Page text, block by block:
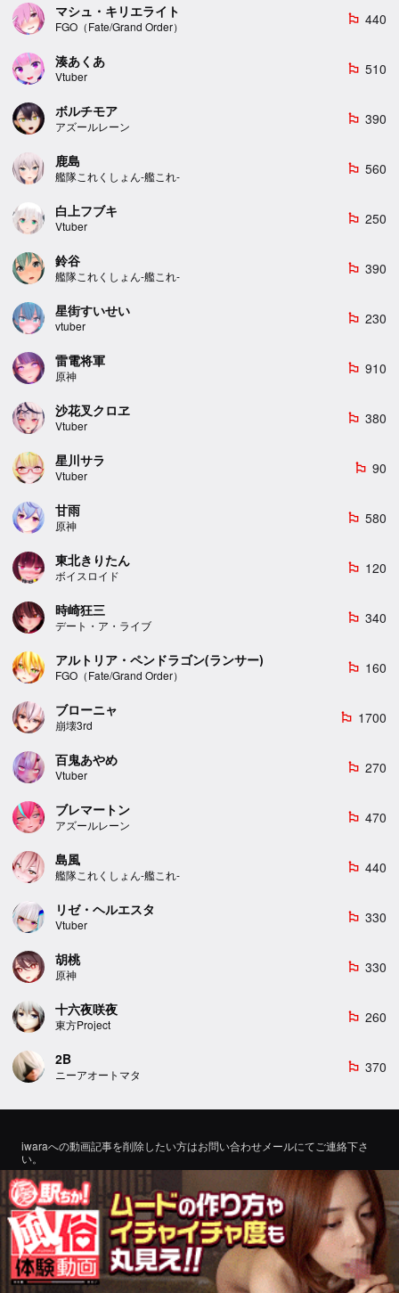
マシュ・キリエライト
FGO（Fate/Grand Order）
emoji_flags 440
湊あくあ
Vtuber
emoji_flags 510
ボルチモア
アズールレーン
emoji_flags 390
鹿島
艦隊これくしょん-艦これ-
emoji_flags 560
白上フブキ
Vtuber
emoji_flags 250
鈴谷
艦隊これくしょん-艦これ-
emoji_flags 390
星街すいせい
vtuber
emoji_flags 230
雷電将軍
原神
emoji_flags 910
沙花叉クロヱ
Vtuber
emoji_flags 380
星川サラ
Vtuber
emoji_flags 90
甘雨
原神
emoji_flags 580
東北きりたん
ボイスロイド
emoji_flags 120
時崎狂三
デート・ア・ライブ
emoji_flags 340
アルトリア・ペンドラゴン(ランサー)
FGO（Fate/Grand Order）
emoji_flags 160
ブローニャ
崩壊3rd
emoji_flags 1700
百鬼あやめ
Vtuber
emoji_flags 270
ブレマートン
アズールレーン
emoji_flags 470
島風
艦隊これくしょん-艦これ-
emoji_flags 440
リゼ・ヘルエスタ
Vtuber
emoji_flags 330
胡桃
原神
emoji_flags 330
十六夜咲夜
東方Project
emoji_flags 260
2B
ニーアオートマタ
emoji_flags 370
iwaraへの動画記事を削除したい方はお問い合わせメールにてご連絡下さ
い。
If you would like to remove a video article to iwara, please contact us by
email for inquiry.
お問い合わせ ©2022 エロMMDTube